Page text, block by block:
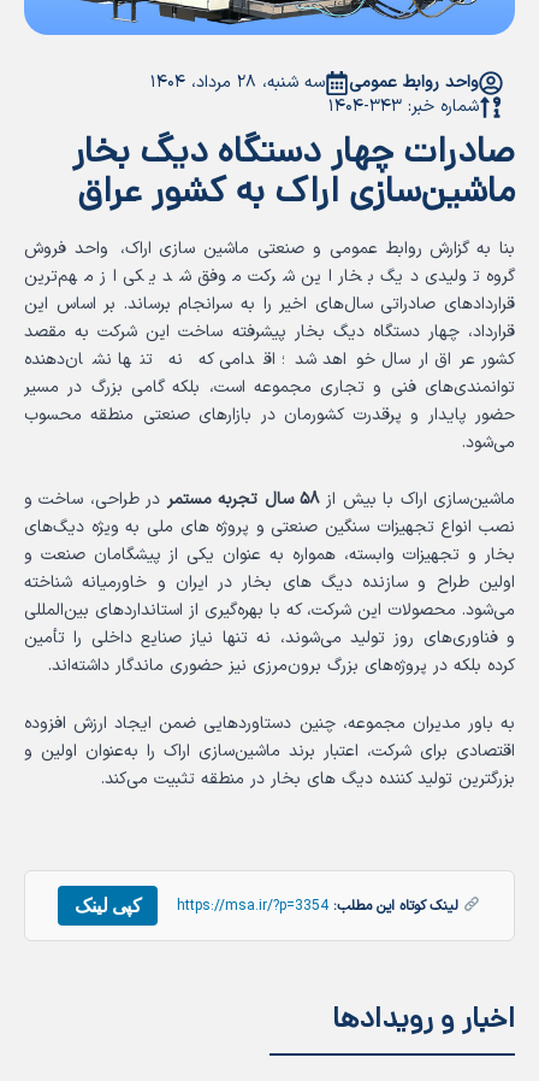
واحد روابط عمومی
سه شنبه، ۲۸ مرداد، ۱۴۰۴
شماره خبر: ۳۴۳-۱۴۰۴
صادرات چهار دستگاه دیگ بخار
ماشین‌سازی اراک به کشور عراق
بنا به گزارش روابط عمومی و صنعتی ماشین سازی اراک، واحد فروش
گروه تولیدی دیگ بخار این شرکت موفق شد یکی از مهم‌ترین
قراردادهای صادراتی سال‌های اخیر را به سرانجام برساند. بر اساس این
قرارداد، چهار دستگاه دیگ بخار پیشرفته ساخت این شرکت به مقصد
کشور عراق ارسال خواهد شد؛ اقدامی که نه تنها نشان‌دهنده
توانمندی‌های فنی و تجاری مجموعه است، بلکه گامی بزرگ در مسیر
حضور پایدار و پرقدرت کشورمان در بازارهای صنعتی منطقه محسوب
می‌شود.
ماشین‌سازی اراک با بیش از۵۸ سال تجربه مستمر
در طراحی، ساخت و
نصب انواع تجهیزات سنگین صنعتی و پروژه های ملی به ویژه دیگ‌های
بخار و تجهیزات وابسته، همواره به عنوان یکی از پیشگامان صنعت و
اولین طراح و سازنده دیگ های بخار در ایران و خاورمیانه شناخته
می‌شود. محصولات این شرکت، که با بهره‌گیری از استانداردهای بین‌المللی
و فناوری‌های روز تولید می‌شوند، نه تنها نیاز صنایع داخلی را تأمین
کرده بلکه در پروژه‌های بزرگ برون‌مرزی نیز حضوری ماندگار داشته‌اند.
به باور مدیران مجموعه، چنین دستاوردهایی ضمن ایجاد ارزش افزوده
اقتصادی برای شرکت، اعتبار برند ماشین‌سازی اراک را به‌عنوان اولین و
بزرگترین تولید کننده دیگ های بخار در منطقه تثبیت می‌کند.
لینک کوتاه این مطلب: https://msa.ir/?p=3354 کپی لینک
اخبار و رویدادها